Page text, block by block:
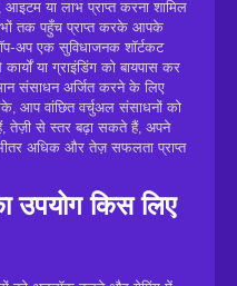
या लाभ प्राप्त करना शामिल
तक पहुँच प्राप्त करके आपके
अप एक सुविधाजनक शॉर्टकट
या ग्राइंडिंग को बायपास कर
संसाधन अर्जित करने के लिए
आप वांछित वर्चुअल संसाधनों को
तेज़ी से स्तर बढ़ा सकते हैं, अपने
अधिक और तेज़ सफलता प्राप्त
उपयोग किस लिए